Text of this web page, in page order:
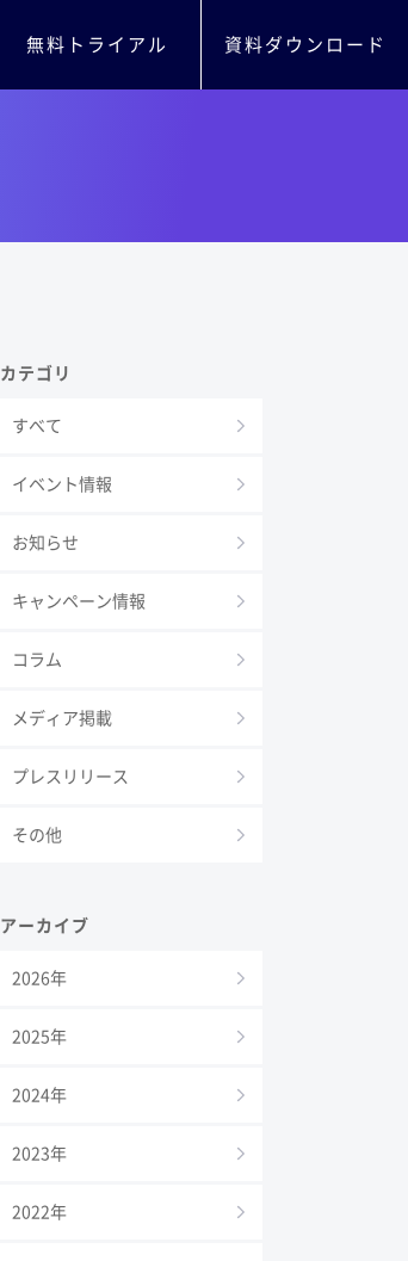
無料トライアル 資料ダウンロード
カテゴリ
すべて
イベント情報
お知らせ
キャンペーン情報
コラム
メディア掲載
プレスリリース
その他
アーカイブ
2026年
2025年
2024年
2023年
2022年